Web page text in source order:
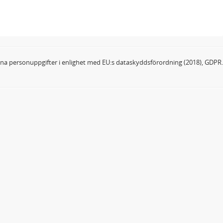
personuppgifter i enlighet med EU:s dataskyddsförordning (2018), GDPR.